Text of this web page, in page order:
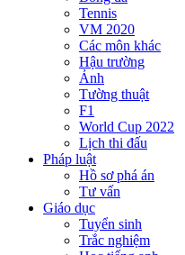
Tennis
VM 2020
Các môn khác
Hậu trường
Ảnh
Tường thuật
F1
World Cup 2022
Lịch thi đấu
Pháp luật
Hồ sơ phá án
Tư vấn
Giáo dục
Tuyển sinh
Trắc nghiệm